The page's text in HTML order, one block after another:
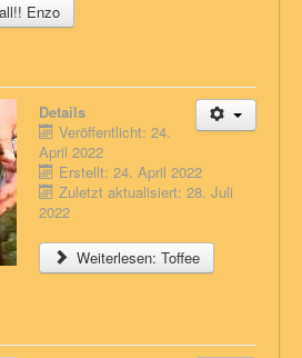
Enzo
Details
Veröffentlicht: 24.
April 2022
Erstellt: 24. April 2022
Zuletzt aktualisiert: 28. Juli
2022
Weiterlesen: Toffee